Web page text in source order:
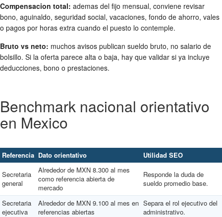
Compensacion total: ademas del fijo mensual, conviene revisar
bono, aguinaldo, seguridad social, vacaciones, fondo de ahorro, vales
o pagos por horas extra cuando el puesto lo contemple.
Bruto vs neto: muchos avisos publican sueldo bruto, no salario de
bolsillo. Si la oferta parece alta o baja, hay que validar si ya incluye
deducciones, bono o prestaciones.
Benchmark nacional orientativo
en Mexico
Referencia Dato orientativo Utilidad SEO
Secretaria
general
Alrededor de MXN 8.300 al mes
como referencia abierta de
mercado
Responde la duda de
sueldo promedio base.
Secretaria
ejecutiva
Alrededor de MXN 9.100 al mes en
referencias abiertas
Separa el rol ejecutivo del
administrativo.